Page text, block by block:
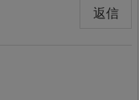
返信